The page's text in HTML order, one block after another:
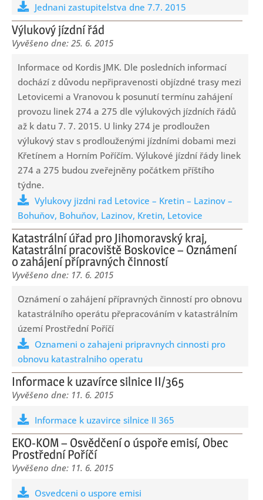
Jednani zastupitelstva dne 7.7. 2015
Výlukový jízdní řád
25. 6. 2015
Informace od Kordis JMK. Dle posledních informací
dochází z důvodu nepřipravenosti objízdné trasy mezi
Letovicemi a Vranovou k posunutí termínu zahájení
provozu linek 274 a 275 dle výlukových jízdních řádů
až k datu 7. 7. 2015. U linky 274 je prodloužen
výlukový stav s prodlouženými jízdními dobami mezi
Křetínem a Horním Poříčím. Výlukové jízdní řády linek
274 a 275 budou zveřejněny počátkem příštího
týdne.
Vylukovy jizdni rad Letovice – Kretin – Lazinov –
Bohuňov, Bohuňov, Lazinov, Kretin, Letovice
Katastrální úřad pro Jihomoravský kraj,
Katastrální pracoviště Boskovice – Oznámení
o zahájení přípravných činností
17. 6. 2015
Oznámení o zahájení přípravných činností pro obnovu
katastrálního operátu přepracováním v katastrálním
území Prostřední Poříčí
Oznameni o zahajeni pripravnych cinnosti pro
obnovu katastralniho operatu
Informace k uzavírce silnice II/365
11. 6. 2015
Informace k uzavirce silnice II 365
EKO-KOM – Osvědčení o úspoře emisí, Obec
Prostřední Poříčí
11. 6. 2015
Osvedceni o uspore emisi